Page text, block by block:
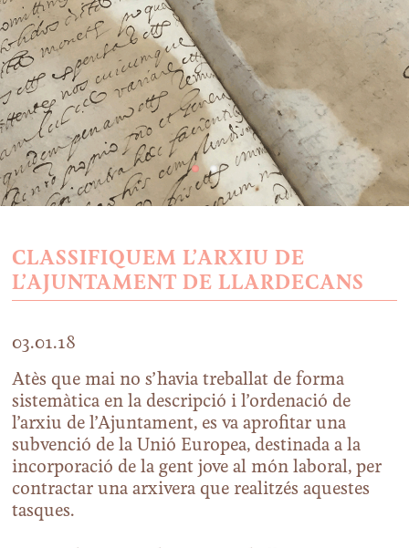
CLASSIFIQUEM L’ARXIU DE
L’AJUNTAMENT DE LLARDECANS
03.01.18
Atès que mai no s’havia treballat de forma
sistemàtica en la descripció i l’ordenació de
l’arxiu de l’Ajuntament, es va aprofitar una
subvenció de la Unió Europea, destinada a la
incorporació de la gent jove al món laboral, per
contractar una arxivera que realitzés aquestes
tasques.